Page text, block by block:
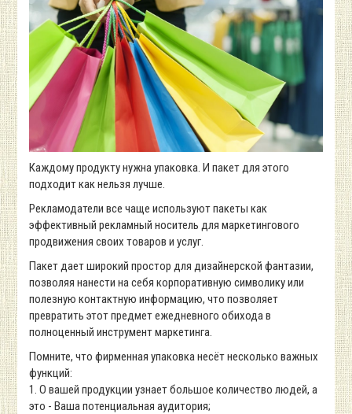
Каждому продукту нужна упаковка. И пакет для этого
подходит как нельзя лучше.
Рекламодатели все чаще используют пакеты как
эффективный рекламный носитель для маркетингового
продвижения своих товаров и услуг.
Пакет дает широкий простор для дизайнерской фантазии,
позволяя нанести на себя корпоративную символику или
полезную контактную информацию, что позволяет
превратить этот предмет ежедневного обихода в
полноценный инструмент маркетинга.
Помните, что фирменная упаковка несёт несколько важных
функций:
1. О вашей продукции узнает большое количество людей, а
это - Ваша потенциальная аудитория;